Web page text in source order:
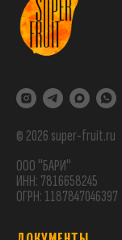
© 2026 super-fruit.ru
ООО "БАРИ"
ИНН: 7816658245
ОГРН: 1187847046397